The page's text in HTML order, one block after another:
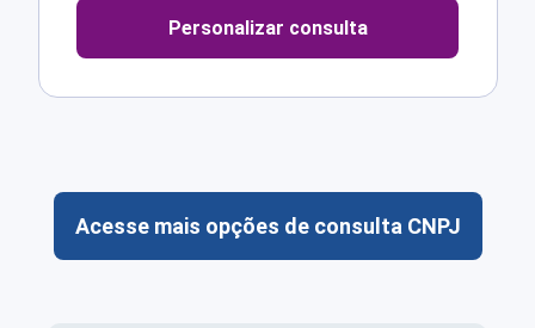
Personalizar consulta
Acesse mais opções de consulta CNPJ